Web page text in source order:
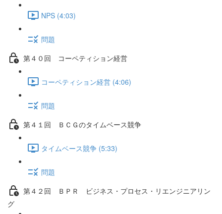
NPS (4:03)
問題
第４０回 コーペティション経営
コーペティション経営 (4:06)
問題
第４１回 ＢＣＧのタイムベース競争
タイムベース競争 (5:33)
問題
第４２回 ＢＰＲ ビジネス・プロセス・リエンジニアリン
グ